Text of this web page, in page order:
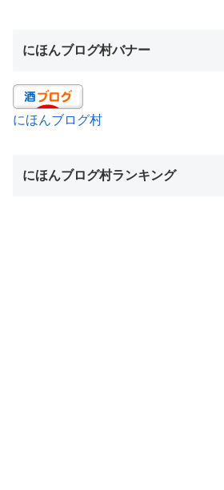
にほんブログ村バナー
にほんブログ村
にほんブログ村ランキング